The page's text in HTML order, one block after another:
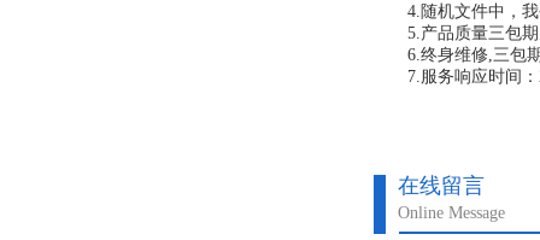
4.随机文件中，我
5.产品质量三包期
6.终身维修,三包期
7.服务响应时间：
在线留言
Online Message